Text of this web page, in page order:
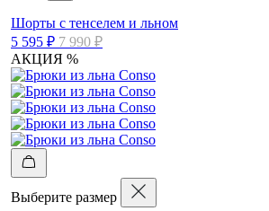
Шорты с тенселем и льном
5 595 ₽ 7 990 ₽
АКЦИЯ %
Выберите размер